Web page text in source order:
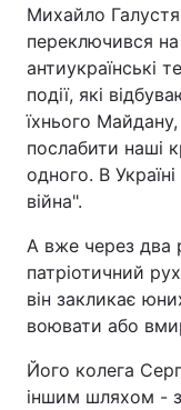
Михайло
переключився на
антиукраїнські
події, які
їхнього
послабити наші
одного. В
війна".
А вже через два
патріотичний
він закликає
воювати або
Його колега
іншим шляхом -